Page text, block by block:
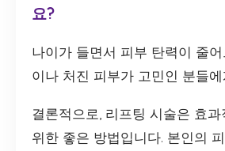
요?
나이가 들면서 피부 탄력이 줄
이나 처진 피부가 고민인 분들
결론적으로, 리프팅 시술은 효
위한 좋은 방법입니다. 본인의